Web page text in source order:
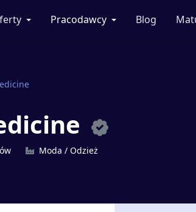
Pracodawcy Blog
Moda / Odzież